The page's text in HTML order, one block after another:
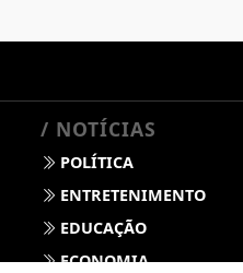
/ NOTÍCIAS
POLÍTICA
ENTRETENIMENTO
EDUCAÇÃO
ECONOMIA